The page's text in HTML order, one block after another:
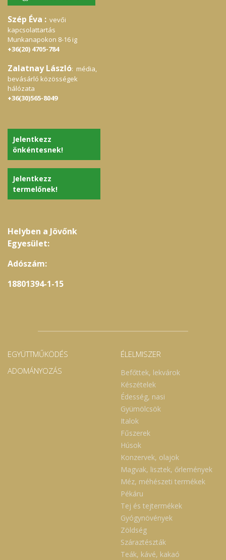
Szép Éva : vevői
kapcsolattartás
Munkanapokon 8-16 ig
+36(20) 4705-784
Zalatnay László: média,
bevásárló közösségek
hálózata
+36(30)565-8049
Jelentkezz
önkéntesnek!
Jelentkezz
termelőnek!
Helyben a Jövőnk
Egyesület:
Adószám:
18801394-1-15
EGYÜTTMŰKÖDÉS
ADOMÁNYOZÁS
ÉLELMISZER
Befőttek, lekvárok
Készételek
Édesség, nasi
Gyümölcsök
Italok
Fűszerek
Húsok
Konzervek, olajok
Magvak, lisztek, őrlemények
Méz, méhészeti termékek
Pékáru
Tej és tejtermékek
Gyógynövények
Zöldség
Száraztészták
Teák, kávé, kakaó